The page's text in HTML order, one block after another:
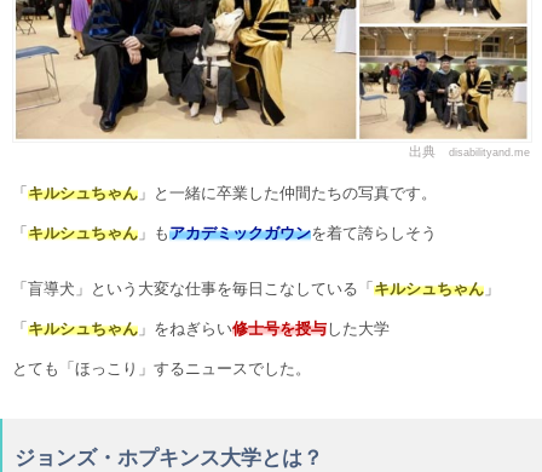
出典 disabilityand.me
「 キルシュちゃん 」と一緒に卒業した仲間たちの写真です。
「 キルシュちゃん 」もアカデミックガウンを着て誇らしそう
「盲導犬」という大変な仕事を毎日こなしている「 キルシュちゃん 」
「 キルシュちゃん 」をねぎらい修士号を授与した大学
とても「ほっこり」するニュースでした。
ジョンズ・ホプキンス大学とは？